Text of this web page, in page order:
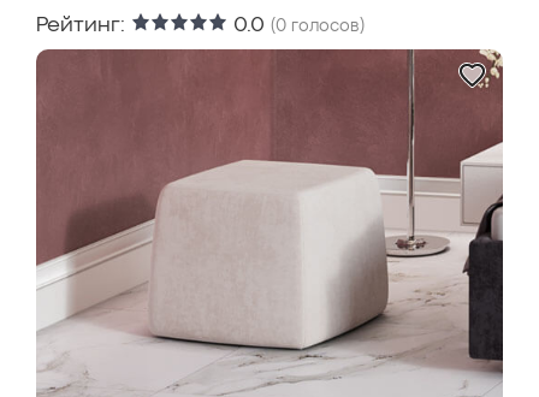
Рейтинг: 0.0 (0 голосов)